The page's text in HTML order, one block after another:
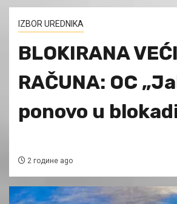
IZBOR UREDNIKA
BLOKIRANA
RAČUNA: OC
ponovo u
2 године ago